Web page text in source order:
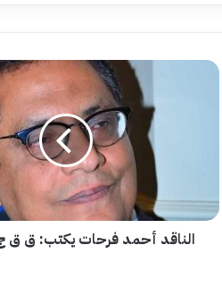
الناقد
(نصوص)
الناقد أحمد فرحات يكتب: ق